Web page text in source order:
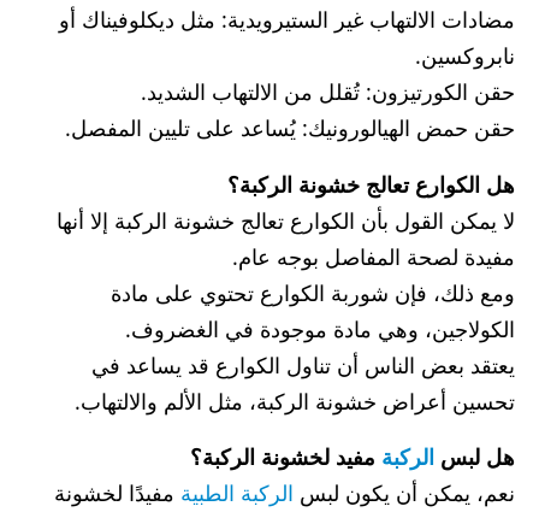
مضادات الالتهاب غير الستيرويدية: مثل ديكلوفيناك أو
نابروكسين.
حقن الكورتيزون: تُقلل من الالتهاب الشديد.
حقن حمض الهيالورونيك: يُساعد على تليين المفصل.
هل الكوارع تعالج خشونة الركبة؟
لا يمكن القول بأن الكوارع تعالج خشونة الركبة إلا أنها
مفيدة لصحة المفاصل بوجه عام.
ومع ذلك، فإن شوربة الكوارع تحتوي على مادة
الكولاجين، وهي مادة موجودة في الغضروف.
يعتقد بعض الناس أن تناول الكوارع قد يساعد في
تحسين أعراض خشونة الركبة، مثل الألم والالتهاب.
هل لبس الركبة مفيد لخشونة الركبة؟
نعم، يمكن أن يكون لبس الركبة الطبية مفيدًا لخشونة